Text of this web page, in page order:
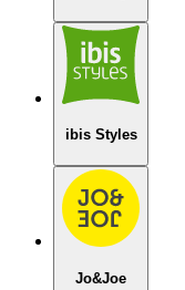
ibis Styles
Jo&Joe